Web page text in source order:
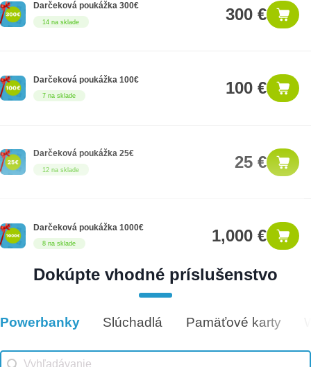
14 na sklade
Darčeková poukážka 300€ 300 €
7 na sklade
Darčeková poukážka 100€ 100 €
12 na sklade
Darčeková poukážka 25€ 25 €
8 na sklade
Darčeková poukážka 1000€ 1,000 €
9 na sklade
Dokúpte vhodné príslušenstvo
Vhodné príslušenstvo
Powerbanky Slúchadlá Pamäťové karty
Vhodné príslušenstvo search
Search content